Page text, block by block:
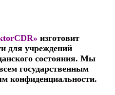
изготовит
для учреждений
состояния. Мы
государственным
конфиденциальности.